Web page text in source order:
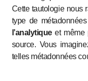
Cette tautologie nous
type de
l’analytiqueet même
source. Vous
telles métadonnées